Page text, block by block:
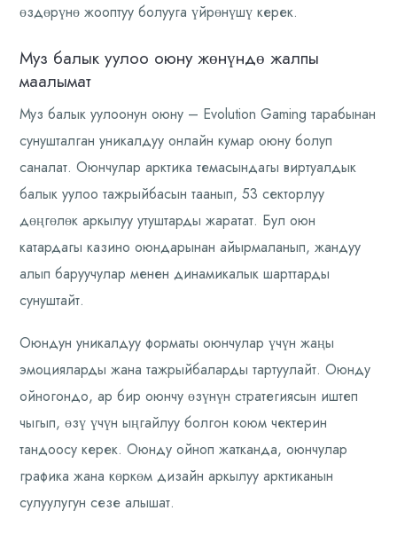
өздөрүнө жооптуу болууга үйрөнүшү керек.
Муз балык уулоо оюну жөнүндө жалпы
маалымат
Муз балык уулоонун оюну – Evolution Gaming тарабынан
сунушталган уникалдуу онлайн кумар оюну болуп
саналат. Оюнчулар арктика темасындагы виртуалдык
балык уулоо тажрыйбасын таанып, 53 секторлуу
дөңгөлөк аркылуу утуштарды жаратат. Бул оюн
катардагы казино оюндарынан айырмаланып, жандуу
алып баруучулар менен динамикалык шарттарды
сунуштайт.
Оюндун уникалдуу форматы оюнчулар үчүн жаңы
эмоцияларды жана тажрыйбаларды тартуулайт. Оюнду
ойногондо, ар бир оюнчу өзүнүн стратегиясын иштеп
чыгып, өзү үчүн ыңгайлуу болгон коюм чектерин
тандоосу керек. Оюнду ойноп жатканда, оюнчулар
графика жана көркөм дизайн аркылуу арктиканын
сулуулугун сезе алышат.